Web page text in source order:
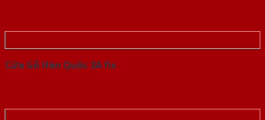
Cửa Gỗ Hàn Quốc 2A fix